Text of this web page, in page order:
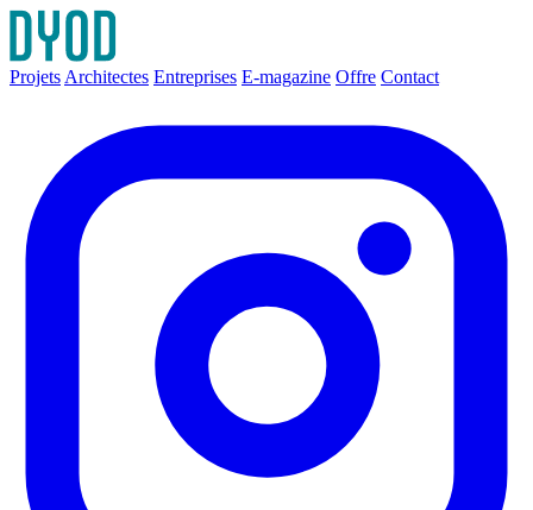
Projets Architectes Entreprises E-magazine Offre Contact